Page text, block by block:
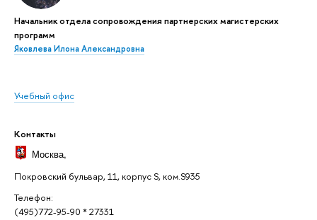
Начальник отдела сопровождения партнерских магистерских
программ
Яковлева Илона Александровна
Учебный офис
Контакты
Москва,
Покровский бульвар, 11, корпус S, ком.S935
Телефон:
(495)772-95-90 * 27331